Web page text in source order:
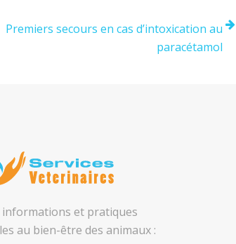
Premiers secours en cas d’intoxication au
paracétamol
informations et pratiques
au bien-être des animaux :